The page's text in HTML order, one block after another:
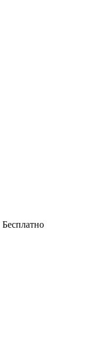
Бесплатно